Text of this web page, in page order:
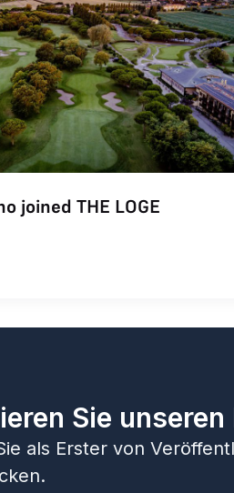
joined THE LOGE
Sie
als Erster von